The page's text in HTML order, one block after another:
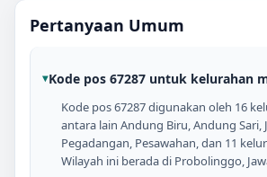
Pertanyaan Umum
Kode pos 67287 untuk kelurahan
Kode pos 67287 digunakan oleh 16
antara lain Andung Biru, Andung Sari,
Pegadangan, Pesawahan, dan 11
Wilayah ini berada di Probolinggo,